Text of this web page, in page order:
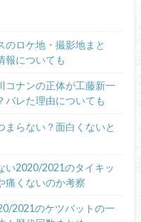
のロケ地・撮影地まと
報についても
コナンの正体が工藤新一
バレた理由についても
まらない？面白くないと
い2020/2021のタイキッ
痛くないのか考察
2021のケツバットの一